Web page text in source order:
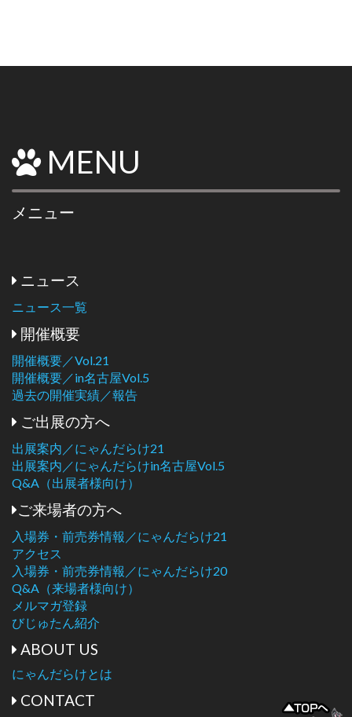
MENU
メニュー
ニュース
ニュース一覧
開催概要
開催概要／Vol.21
開催概要／in名古屋Vol.5
過去の開催実績／報告
ご出展の方へ
出展案内／にゃんだらけ21
出展案内／にゃんだらけin名古屋Vol.5
Q&A（出展者様向け）
ご来場者の方へ
入場券・前売券情報／にゃんだらけ21
アクセス
入場券・前売券情報／にゃんだらけ20
Q&A（来場者様向け）
メルマガ登録
びじゅたん紹介
ABOUT US
にゃんだらけとは
CONTACT